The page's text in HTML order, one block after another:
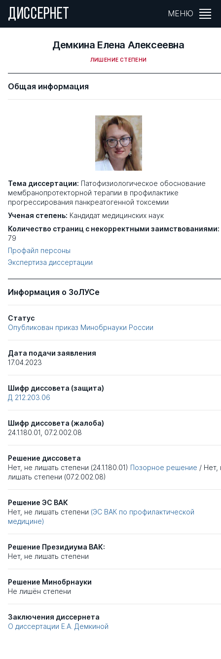
ДИССЕРНЕТ МЕНЮ
Демкина Елена Алексеевна
ЛИШЕНИЕ СТЕПЕНИ
Общая информация
Тема диссертации: Патофизиологическое обоснование
мембранопротекторной терапии в профилактике
прогрессирования панкреатогенной токсемии
Ученая степень: Кандидат медицинских наук
Количество страниц с некорректными заимствованиями:
79
Профайл персоны
Экспертиза диссертации
Информация о ЗоЛУСе
Статус
Опубликован приказ Минобрнауки России
Дата подачи заявления
17.04.2023
Шифр диссовета (защита)
Д 212.203.06
Шифр диссовета (жалоба)
24.1.180.01 07.2.002.08
Решение диссовета
Нет, не лишать степени (24.1.180.01) Позорное решение / Нет,
лишать степени (07.2.002.08)
Решение ЭС ВАК
Нет, не лишать степени (ЭС ВАК по профилактической
медицине)
Решение Президиума ВАК:
Нет, не лишать степени
Решение Минобрнауки
Не лишён степени
Заключения диссернета
О диссертации Е.А. Демкиной